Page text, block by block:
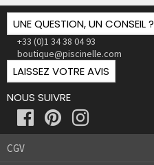
UNE QUESTION, UN CONSEIL ?
+33 (0)1 34 38 04 93
boutique@piscinelle.com
LAISSEZ VOTRE AVIS
NOUS SUIVRE
CGV